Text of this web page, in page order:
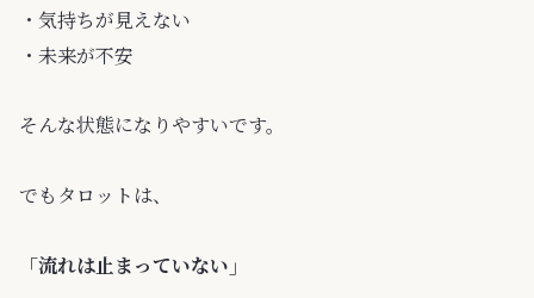
・気持ちが見えない
・未来が不安
そんな状態になりやすいです。
でもタロットは、
「流れは止まっていない」